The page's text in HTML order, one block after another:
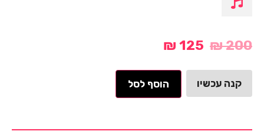
₪200
₪ 125
קנה עכשיו הוסף לסל